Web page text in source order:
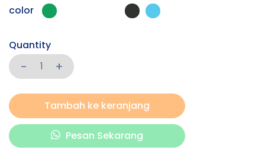
color
Quantity
Tambah ke keranjang
Pesan Sekarang